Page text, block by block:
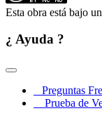
de la
Panel:
Esta obra está bajo
¿ Ayuda ?
Preguntas
Prueba de